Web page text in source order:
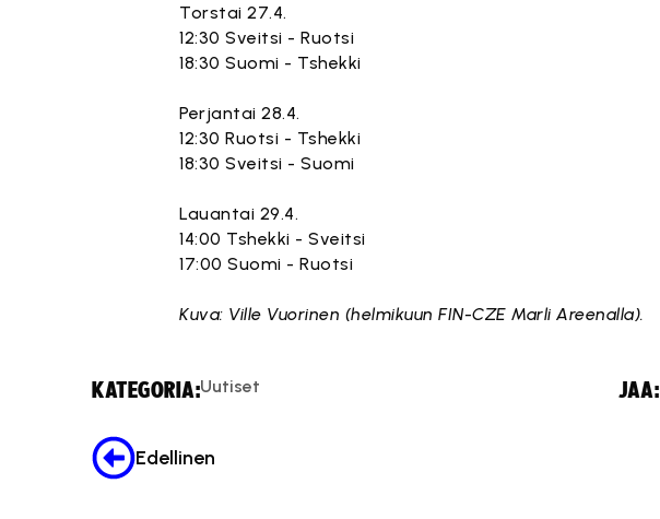
Torstai 27.4.
12:30 Sveitsi - Ruotsi
18:30 Suomi - Tshekki
Perjantai 28.4.
12:30 Ruotsi - Tshekki
18:30 Sveitsi - Suomi
Lauantai 29.4.
14:00 Tshekki - Sveitsi
17:00 Suomi - Ruotsi
Kuva: Ville Vuorinen (helmikuun FIN-CZE Marli Areenalla).
KATEGORIA:Uutiset JAA:
Edellinen